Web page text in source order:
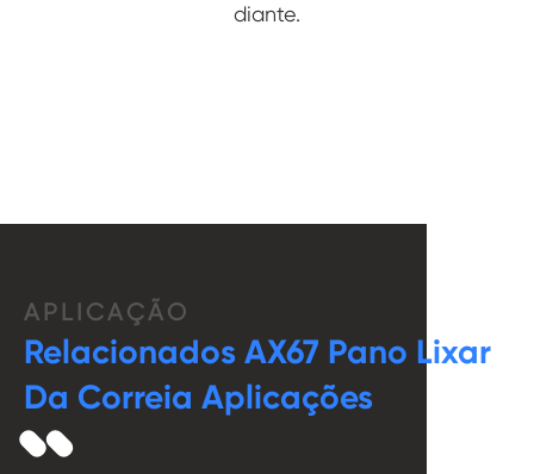
diante.
APLICAÇÃO
Relacionados AX67 Pano Lixar
Da Correia Aplicações